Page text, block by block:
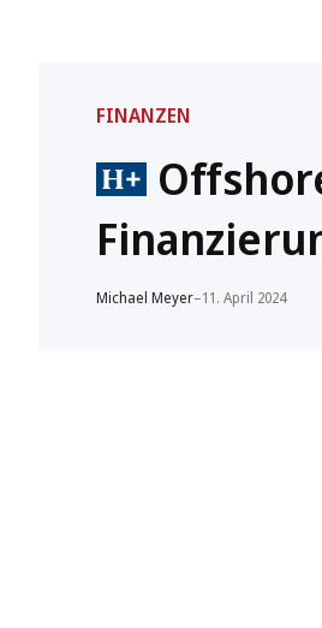
FINANZEN
Michael Meyer–11. April 2024